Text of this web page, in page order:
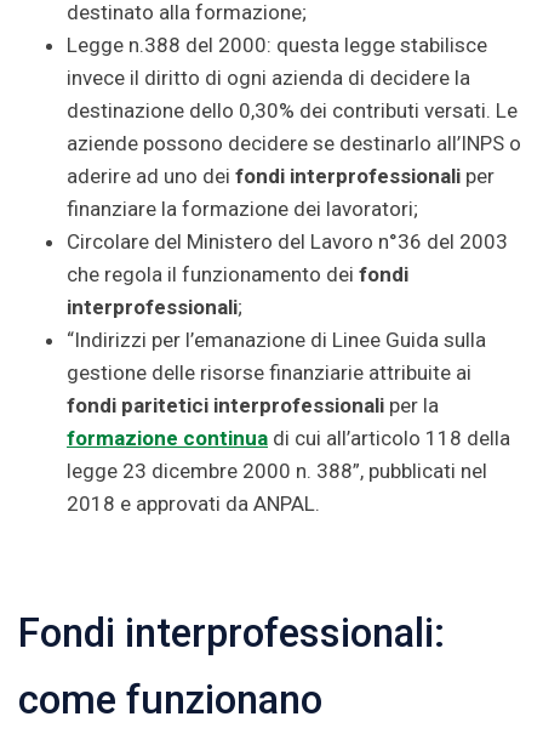
destinato alla formazione;
Legge n.388 del 2000: questa legge stabilisce
invece il diritto di ogni azienda di decidere la
destinazione dello 0,30% dei contributi versati. Le
aziende possono decidere se destinarlo all’INPS o
aderire ad uno dei fondi interprofessionali per
finanziare la formazione dei lavoratori;
Circolare del Ministero del Lavoro n°36 del 2003
che regola il funzionamento dei fondi
interprofessionali;
“Indirizzi per l’emanazione di Linee Guida sulla
gestione delle risorse finanziarie attribuite ai
fondi paritetici interprofessionali per la
formazione continua di cui all’articolo 118 della
legge 23 dicembre 2000 n. 388”, pubblicati nel
2018 e approvati da ANPAL.
Fondi interprofessionali:
come funzionano